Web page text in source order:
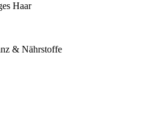
Haar
& Nährstoffe